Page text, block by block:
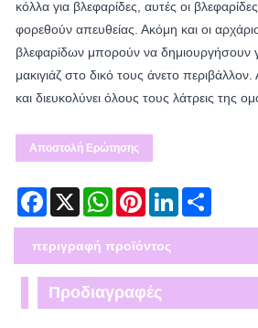
κόλλα για βλεφαρίδες, αυτές οι
φορεθούν απευθείας. Ακόμη και οι
βλεφαρίδων μπορούν να δημιουργήσουν
μακιγιάζ στο δικό τους άνετο περιβάλλον.
και διευκολύνει όλους τους λάτρεις της
Αποστολή Ερώτησης
Facebook
X WhatsAppPinterestLinkedIn
περιγραφή προϊόντος
Προδιαγραφές